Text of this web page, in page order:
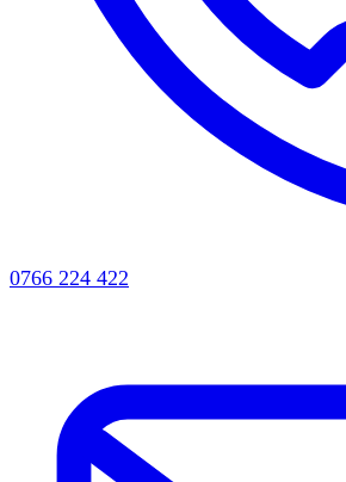
0766 224 422